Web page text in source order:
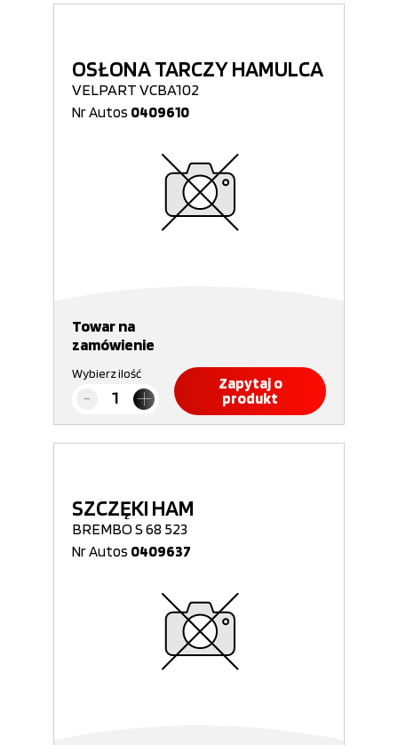
OSŁONA TARCZY HAMULCA
VELPART VCBA102
Nr Autos 0409610
Towar na
zamówienie
Wybierz ilość
Zapytaj o
produkt
SZCZĘKI HAM
BREMBO S 68 523
Nr Autos 0409637